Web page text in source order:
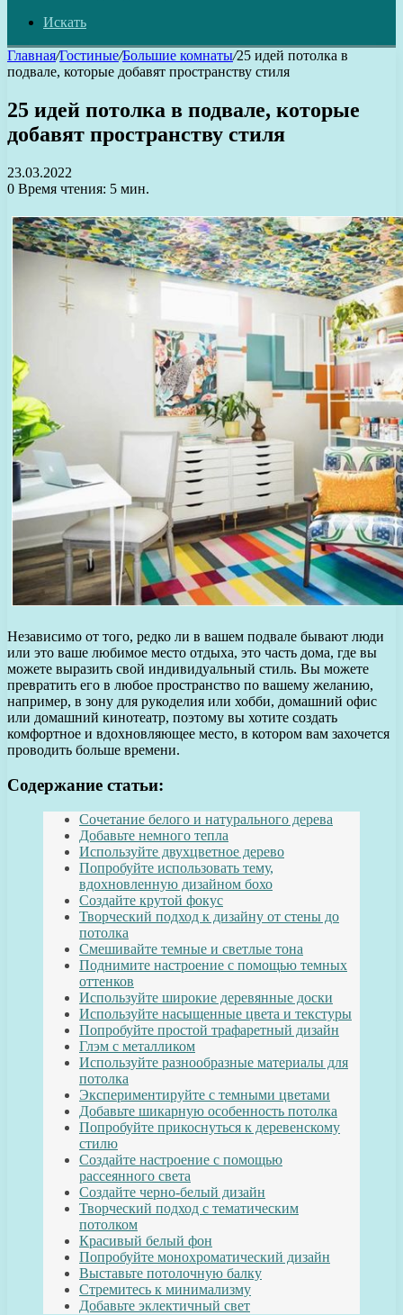
Искать
Главная/Гостиные/Большие комнаты/25 идей потолка в
подвале, которые добавят пространству стиля
25 идей потолка в подвале, которые
добавят пространству стиля
23.03.2022
0 Время чтения: 5 мин.
Независимо от того, редко ли в вашем подвале бывают люди
или это ваше любимое место отдыха, это часть дома, где вы
можете выразить свой индивидуальный стиль. Вы можете
превратить его в любое пространство по вашему желанию,
например, в зону для рукоделия или хобби, домашний офис
или домашний кинотеатр, поэтому вы хотите создать
комфортное и вдохновляющее место, в котором вам захочется
проводить больше времени.
Содержание статьи:
Сочетание белого и натурального дерева
Добавьте немного тепла
Используйте двухцветное дерево
Попробуйте использовать тему,
вдохновленную дизайном бохо
Создайте крутой фокус
Творческий подход к дизайну от стены до
потолка
Смешивайте темные и светлые тона
Поднимите настроение с помощью темных
оттенков
Используйте широкие деревянные доски
Используйте насыщенные цвета и текстуры
Попробуйте простой трафаретный дизайн
Глэм с металликом
Используйте разнообразные материалы для
потолка
Экспериментируйте с темными цветами
Добавьте шикарную особенность потолка
Попробуйте прикоснуться к деревенскому
стилю
Создайте настроение с помощью
рассеянного света
Создайте черно-белый дизайн
Творческий подход с тематическим
потолком
Красивый белый фон
Попробуйте монохроматический дизайн
Выставьте потолочную балку
Стремитесь к минимализму
Добавьте эклектичный свет